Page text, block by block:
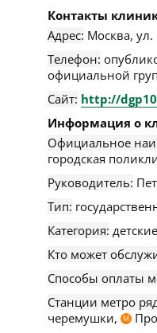
Контакты
Адрес: Москва, ул.
Телефон:
официальной
Сайт: http://
Информация о
Официальное
городская
Руководитель:
Тип:
Категория:
Кто может
Способы оплаты
Станции метро
черемушки,
М